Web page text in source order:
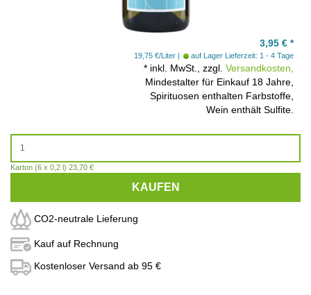
3,95 € *
19,75 €/Liter auf Lager Lieferzeit: 1 - 4 Tage
* inkl. MwSt., zzgl. Versandkosten,
Mindestalter für Einkauf 18 Jahre,
Spirituosen enthalten Farbstoffe,
Wein enthält Sulfite.
Karton (6 x 0,2 l) 23,70 €
KAUFEN
CO2-neutrale Lieferung
Kauf auf Rechnung
Kostenloser Versand ab 95 €